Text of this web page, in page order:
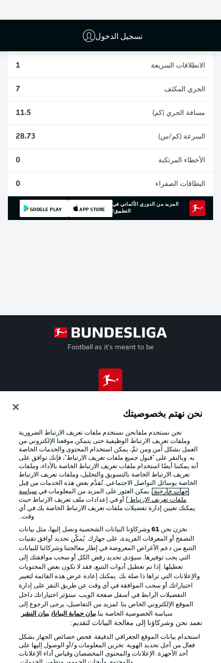
تسجيل الدخول
الانطلاقات السريعة 1
الجري المكثف 7
مسافة الجري (كم) 11.5
السرعة (كم/س) 28.73
الأخطاء المرتكبة 0
البطاقات الصفراء 0
المزيد من الدوري الألماني في
التطبيق!
APP STORE
GOOGLE PLAY
Football as it's meant to be
Official Partners
الإعلانات الإخطارات القانونية
إدارة التفضيلات بيان الخصوصية
شروط الاستخدام القنوات الناقلة
الوظائف جهة النشر
تواصل معنا اللاعبون
نحن نهتم بخصوصيتك
نحن نستخدم ملفانحن نستخدم ملفات تعريف الارتباط الضرورية
وملفات تعريف الارتباط الوظيفية حتى يتمكن موقعنا الإلكتروني من
العمل بشكل آمن ومن ثمَّ، يمكن استخدام المحتوى والخدمات الخاصة
به. وبالنقر على "قبول جميع ملفات تعريف الارتباط"، فإنك توافق على
أنه يمكننا أيضًا استخدام ملفات تعريف الارتباط الخاصة بالأداء، وملفات
تعريف الارتباط الخاصة بالتسويق والتحليل، وملفات تعريف الارتباط
الخاصة بوسائل التواصل الاجتماعي. تُقدَّم بعض هذه الخدمات من قِبل
جهات خارجية . يمكن العثور على المزيد من المعلومات في سياسة
ملفات تعريف الارتباط
] أو في إعدادات ملف تعريف الارتباط حيث
يمكنك تعيين إدارة تفضيلات ملفات تعريف الارتباط الخاصة بك في أي
وقت..
نخزن نحن 61وشركاؤنا البيانات الشخصية ونصل إليها، مثل بيانات
التصفح أو المعرفات الفريدة، على جهازك. يُمكّن تحديد أوافق تقنيات
التتبع من دعم الأغراض المعروضة في إطار معالجتنا وشركائنا للبيانات
التي يجب توفيرها. سيؤدي تحديد رفض الكل أو سحب موافقتك إلى
تعطيلها. إذا تم تعطيل أدوات التتبع، فقد لا تكون بعض المحتويات
والإعلانات التي تراها ذا صلة بك. يمكنك إعادة عرض هذه القائمة لتغيير
اختياراتك أو سحب الموافقة في أي وقت عن طريق النقر على إدارة
التفضيلات الرابط في أسفل صفحة الويب. ستؤثر اختياراتك داخل
الموقع الإلكتروني الخاص بنا. لمزيد من التفاصيل، يرجى الرجوع إلى
سياسة الخصوصية الخاصة بنا.بيان حماية البيانات بيان النشر
نعمد نحن وشركاؤنا إلى معالجة البيانات لتقديم:
استخدام بيانات الموقع الجغرافي الدقيقة. فحص خصائص الجهاز بشكل
فعال من أجل تحديد الهوية. تخزين المعلومات و/أو الوصول إليها على
أحد الأجهزة. الإعلانات والمحتوى المخصصان وقياس أداء الإعلانات